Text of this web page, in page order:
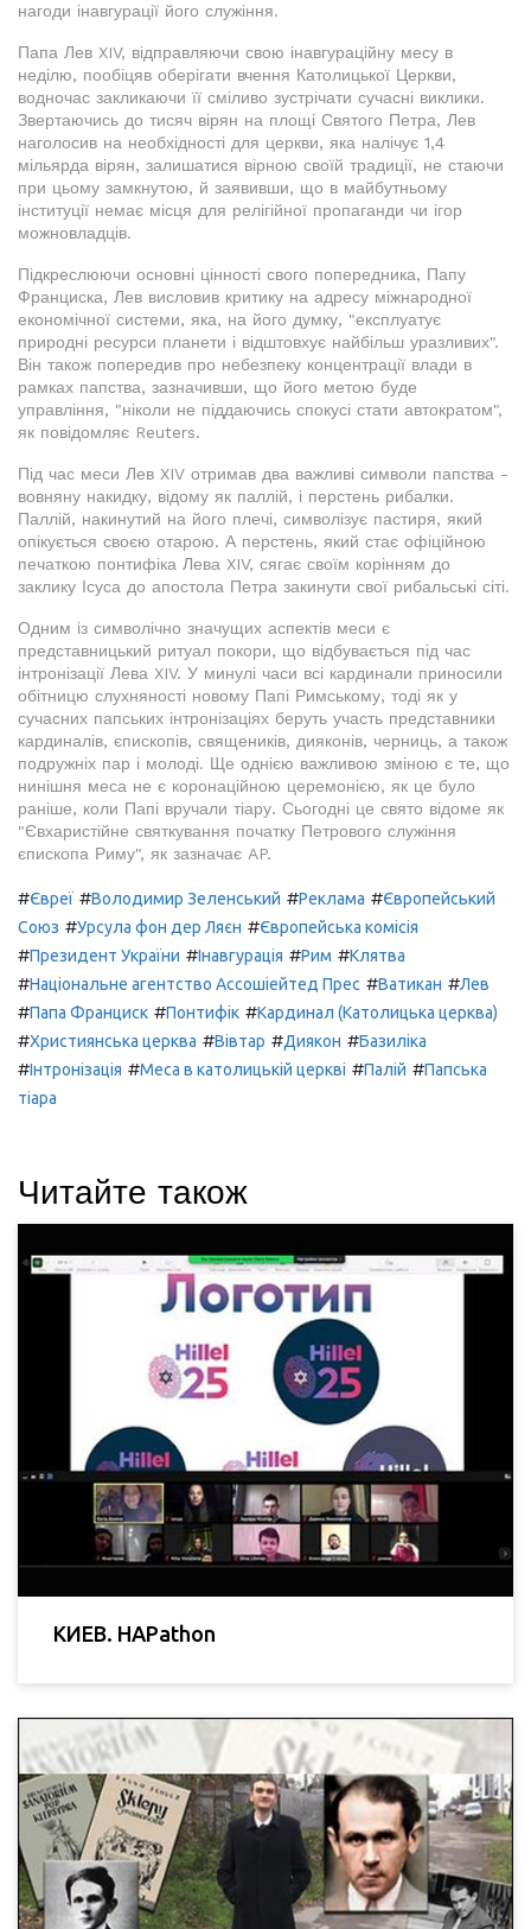
нагоди інавгурації його служіння.
Папа Лев XIV, відправляючи свою інавгураційну месу в
неділю, пообіцяв оберігати вчення Католицької Церкви,
водночас закликаючи її сміливо зустрічати сучасні виклики.
Звертаючись до тисяч вірян на площі Святого Петра, Лев
наголосив на необхідності для церкви, яка налічує 1,4
мільярда вірян, залишатися вірною своїй традиції, не стаючи
при цьому замкнутою, й заявивши, що в майбутньому
інституції немає місця для релігійної пропаганди чи ігор
можновладців.
Підкреслюючи основні цінності свого попередника, Папу
Франциска, Лев висловив критику на адресу міжнародної
економічної системи, яка, на його думку, "експлуатує
природні ресурси планети і відштовхує найбільш уразливих".
Він також попередив про небезпеку концентрації влади в
рамках папства, зазначивши, що його метою буде
управління, "ніколи не піддаючись спокусі стати автократом",
як повідомляє Reuters.
Під час меси Лев XIV отримав два важливі символи папства -
вовняну накидку, відому як паллій, і перстень рибалки.
Паллій, накинутий на його плечі, символізує пастиря, який
опікується своєю отарою. А перстень, який стає офіційною
печаткою понтифіка Лева XIV, сягає своїм корінням до
заклику Ісуса до апостола Петра закинути свої рибальські сіті.
Одним із символічно значущих аспектів меси є
представницький ритуал покори, що відбувається під час
інтронізації Лева XIV. У минулі часи всі кардинали приносили
обітницю слухняності новому Папі Римському, тоді як у
сучасних папських інтронізаціях беруть участь представники
кардиналів, єпископів, священиків, дияконів, черниць, а також
подружніх пар і молоді. Ще однією важливою зміною є те, що
нинішня меса не є коронаційною церемонією, як це було
раніше, коли Папі вручали тіару. Сьогодні це свято відоме як
"Євхаристійне святкування початку Петрового служіння
єпископа Риму", як зазначає AP.
#Євреї #Володимир Зеленський #Реклама #Європейський
Союз #Урсула фон дер Ляєн #Європейська комісія
#Президент України #Інавгурація #Рим #Клятва
#Національне агентство Ассошіейтед Прес #Ватикан #Лев
#Папа Франциск #Понтифік #Кардинал (Католицька церква)
#Християнська церква #Вівтар #Диякон #Базиліка
#Інтронізація #Меса в католицькій церкві #Палій #Папська
тіара
Читайте також
КИЕВ. HAPathon